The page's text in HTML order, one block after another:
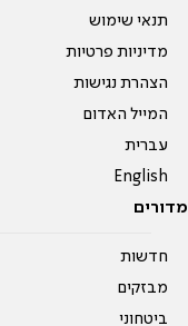
תנאי שימוש
מדיניות פרטיות
הצהרת נגישות
המייל האדום
עברית
English
מדורים
חדשות
מבזקים
ביטחוני